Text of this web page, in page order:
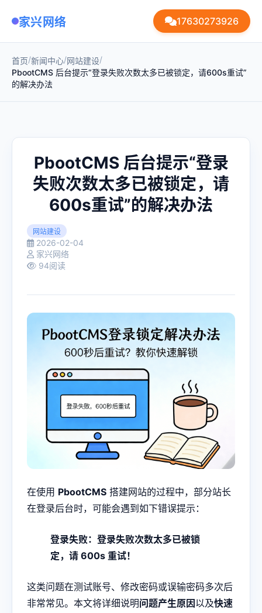
家兴网络 17630273926
首页/新闻中心/网站建设/
PbootCMS 后台提示“登录失败次数太多已被锁定，请600s重试”
的解决办法
PbootCMS 后台提示“登录
失败次数太多已被锁定，请
600s重试”的解决办法
网站建设
2026-02-04
家兴网络
94阅读
在使用 PbootCMS 搭建网站的过程中，部分站长
在登录后台时，可能会遇到如下错误提示：
登录失败：登录失败次数太多已被锁
定，请 600s 重试！
这类问题在测试账号、修改密码或误输密码多次后
非常常见。本文将详细说明问题产生原因 以及快速